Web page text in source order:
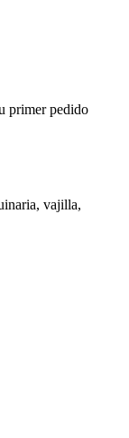
primer pedido
vajilla,